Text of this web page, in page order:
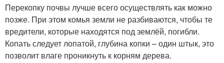
Перекопку почвы лучше всего осуществлять как можно
позже. При этом комья земли не разбиваются, чтобы те
вредители, которые находятся под землёй, погибли.
Копать следует лопатой, глубина копки – один штык, это
позволит влаге проникнуть к корням дерева.